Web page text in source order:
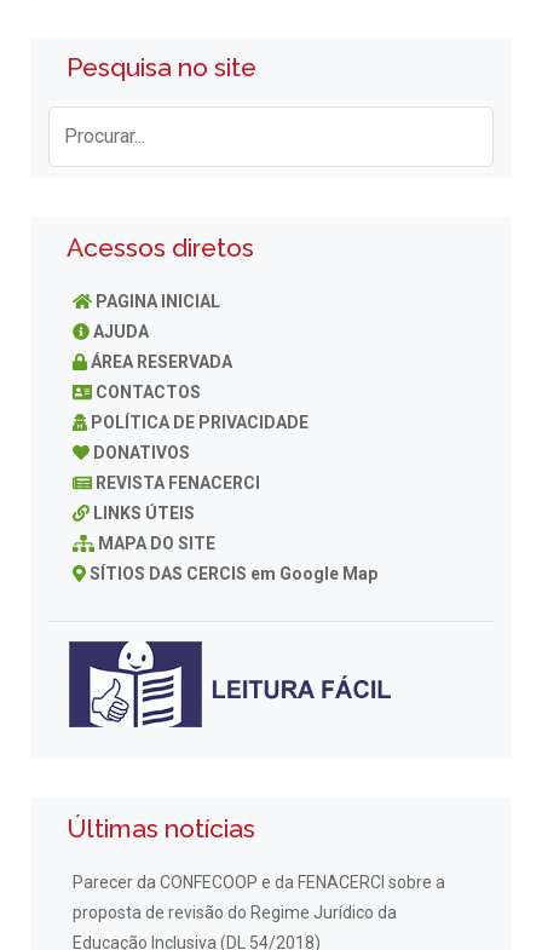
Pesquisa no site
Acessos diretos
PAGINA INICIAL
AJUDA
ÁREA RESERVADA
CONTACTOS
POLÍTICA DE PRIVACIDADE
DONATIVOS
REVISTA FENACERCI
LINKS ÚTEIS
MAPA DO SITE
SÍTIOS DAS CERCIS em Google Map
Últimas notícias
Parecer da CONFECOOP e da FENACERCI sobre a
proposta de revisão do Regime Jurídico da
Educação Inclusiva (DL 54/2018)